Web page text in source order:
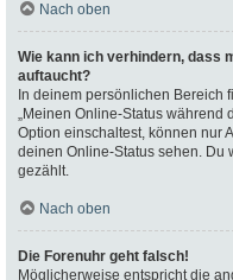
Nach oben
Wie kann ich verhindern, dass
auftaucht?
In deinem persönlichen Bereich
„Meinen Online-Status während
Option einschaltest, können nur
deinen Online-Status sehen. Du
gezählt.
Nach oben
Die Forenuhr geht falsch!
Möglicherweise entspricht die